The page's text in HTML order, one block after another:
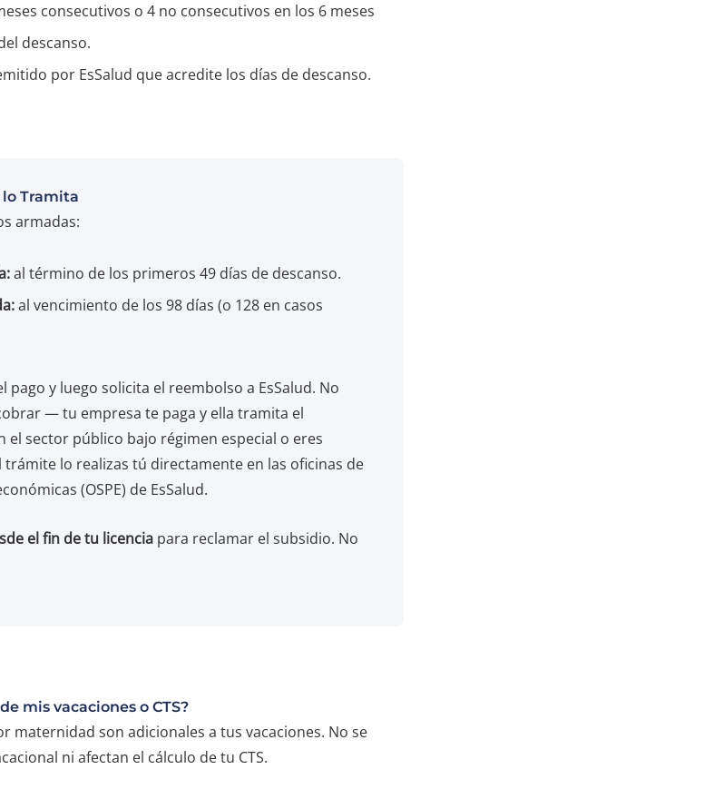
consecutivos o 4 no consecutivos en los 6 meses
descanso.
por EsSalud que acredite los días de descanso.
lo Tramita
armadas:
al término de los primeros 49 días de descanso.
al vencimiento de los 98 días (o 128 en casos
pago y luego solicita el reembolso a EsSalud. No
— tu empresa te paga y ella tramita el
el sector público bajo régimen especial o eres
lo realizas tú directamente en las oficinas de
(OSPE) de EsSalud.
el fin de tu licencia para reclamar el subsidio. No
mis vacaciones o CTS?
maternidad son adicionales a tus vacaciones. No se
ni afectan el cálculo de tu CTS.